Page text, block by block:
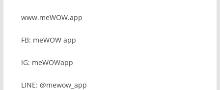
www.meWOW.app
FB: meWOW app
IG: meWOWapp
LINE: @mewow_app